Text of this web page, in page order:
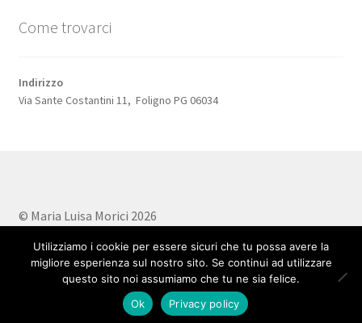
Come trovarci
Indirizzo
Via Sante Costantini 11, Foligno PG 06034
© Maria Luisa Morici 2026
Utilizziamo i cookie per essere sicuri che tu possa avere la
migliore esperienza sul nostro sito. Se continui ad utilizzare
questo sito noi assumiamo che tu ne sia felice.
Ok
Privacy policy